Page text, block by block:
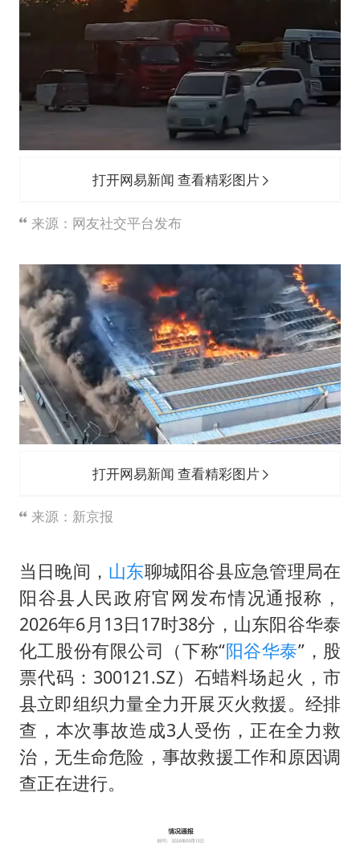
打开网易新闻 查看精彩图片
来源：网友社交平台发布
打开网易新闻 查看精彩图片
来源：新京报
当日晚间， 山东聊城阳谷县应急管理局在
阳谷县人民政府官网发布情况通报称，
2026年6月13日17时38分，山东阳谷华泰
化工股份有限公司（下称“阳谷华泰”，股
票代码：300121.SZ）石蜡料场起火，市
县立即组织力量全力开展灭火救援。经排
查，本次事故造成3人受伤，正在全力救
治，无生命危险，事故救援工作和原因调
查正在进行。